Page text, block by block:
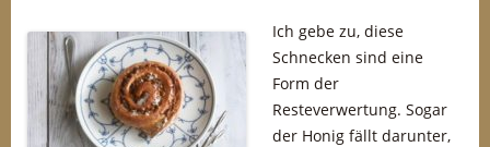
Ich gebe zu, diese
Schnecken sind eine
Form der
Resteverwertung. Sogar
der Honig fällt darunter,